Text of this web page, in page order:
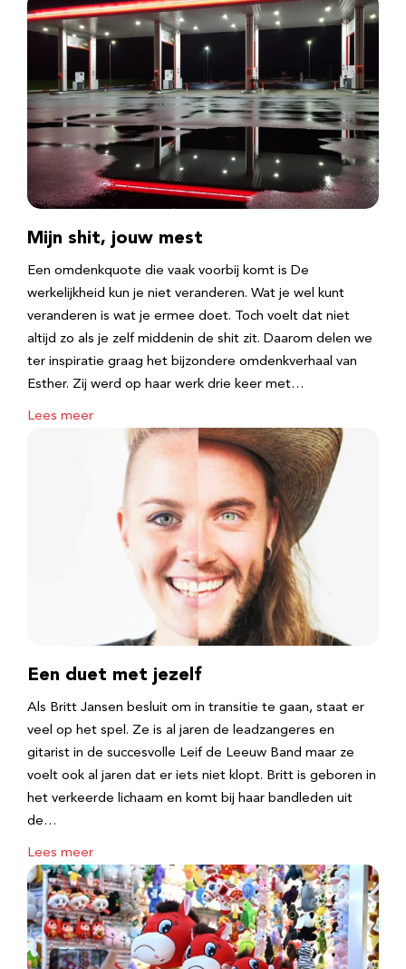
Mijn shit, jouw mest
Een omdenkquote die vaak voorbij komt is De
werkelijkheid kun je niet veranderen. Wat je wel kunt
veranderen is wat je ermee doet. Toch voelt dat niet
altijd zo als je zelf middenin de shit zit. Daarom delen we
ter inspiratie graag het bijzondere omdenkverhaal van
Esther. Zij werd op haar werk drie keer met…
Lees meer
Een duet met jezelf
Als Britt Jansen besluit om in transitie te gaan, staat er
veel op het spel. Ze is al jaren de leadzangeres en
gitarist in de succesvolle Leif de Leeuw Band maar ze
voelt ook al jaren dat er iets niet klopt. Britt is geboren in
het verkeerde lichaam en komt bij haar bandleden uit
de…
Lees meer